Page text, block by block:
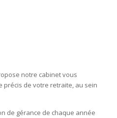
notre cabinet vous
précis de votre retraite, au sein
de gérance de chaque année